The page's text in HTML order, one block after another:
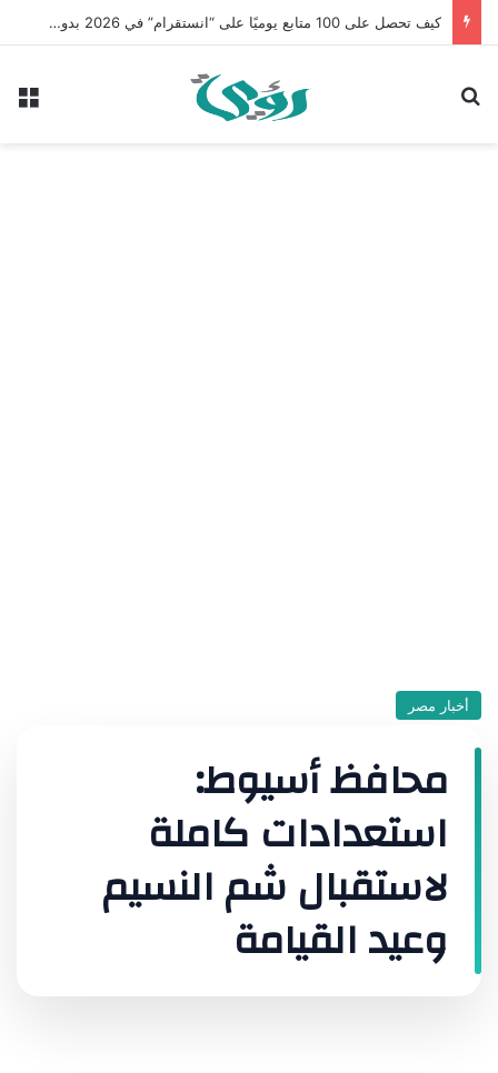
كيف تحصل على 100 متابع يوميًا على “انستقرام” في 2026 بدون إعلانات
أخبار مصر
محافظ أسيوط:
استعدادات كاملة
لاستقبال شم النسيم
وعيد القيامة